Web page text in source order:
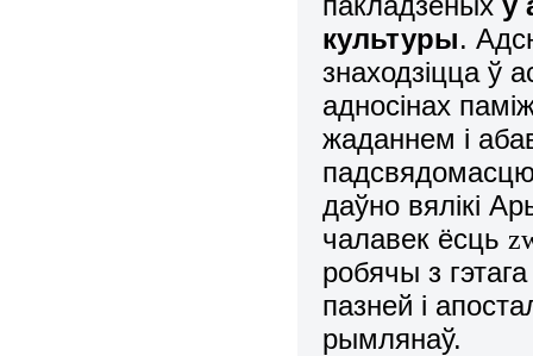
культуры.
знаходзіцца ў
адносінах
жаданнем і
даўно вялікі
чалавек ёсць z
робячы з
пазней і
рымлянаў.